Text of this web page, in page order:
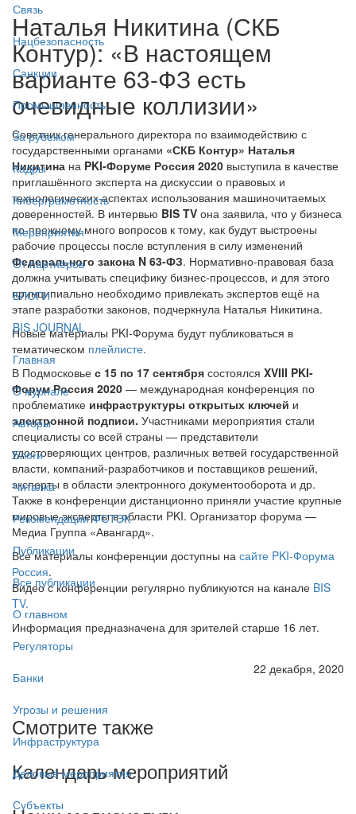
Связь
Нацбезопасность
Санкции
Промышленность
За рубежом
Кадры
Киберграмотность
Мероприятия
От партнёров
БЛОГИ
BIS JOURNAL
Главная
О журнале
Авторы
Блоги
Читалка
Рекомендации ФСТЭК
Публикации
Все публикации
О главном
Регуляторы
Банки
Угрозы и решения
Инфраструктура
Деловые мероприятия
Субъекты
Наталья Никитина (СКБ
Контур): «В настоящем
варианте 63-ФЗ есть
очевидные коллизии»
Советник генерального директора по взаимодействию с
государственными органами «СКБ Контур» Наталья
Никитина на PKI-Форуме Россия 2020 выступила в качестве
приглашённого эксперта на дискуссии о правовых и
технологических аспектах использования машиночитаемых
доверенностей. В интервью BIS TV она заявила, что у бизнеса
по-прежнему много вопросов к тому, как будут выстроены
рабочие процессы после вступления в силу изменений
Федерального закона N 63-ФЗ. Нормативно-правовая база
должна учитывать специфику бизнес-процессов, и для этого
принципиально необходимо привлекать экспертов ещё на
этапе разработки законов, подчеркнула Наталья Никитина.
Новые материалы PKI-Форума будут публиковаться в
тематическом плейлисте.
В Подмосковье с 15 по 17 сентября состоялся XVIII PKI-
Форум Россия 2020 — международная конференция по
проблематике инфраструктуры открытых ключей и
электронной подписи. Участниками мероприятия стали
специалисты со всей страны — представители
удостоверяющих центров, различных ветвей государственной
власти, компаний-разработчиков и поставщиков решений,
эксперты в области электронного документооборота и др.
Также в конференции дистанционно приняли участие крупные
мировые эксперты в области PKI. Организатор форума —
Медиа Группа «Авангард».
Все материалы конференции доступны на сайте PKI-Форума
Россия.
Видео с конференции регулярно публикуются на канале BIS
TV.
Информация предназначена для зрителей старше 16 лет.
22 декабря, 2020
Смотрите также
Календарь мероприятий